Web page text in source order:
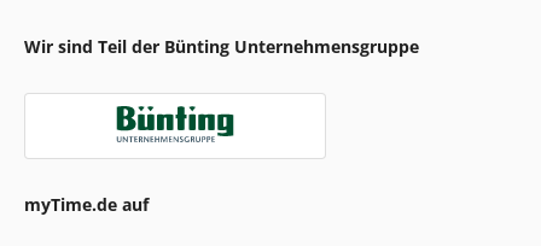
Wir sind Teil der Bünting Unternehmensgruppe
myTime.de auf